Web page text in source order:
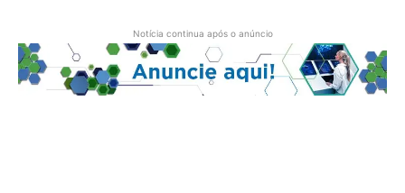
Notícia continua após o anúncio